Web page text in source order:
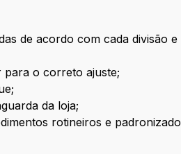
de acordo com cada divisão e
para o correto ajuste;
da loja;
rotineiros e